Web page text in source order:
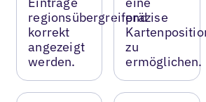
regionsübergreifend
korrekt
angezeigt
werden.
präzise
zu
ermöglichen.